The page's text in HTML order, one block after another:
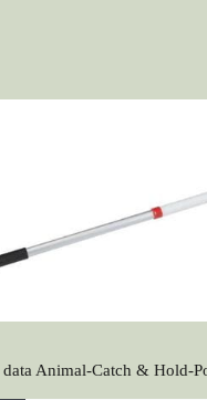
data Animal-Catch & Hold-